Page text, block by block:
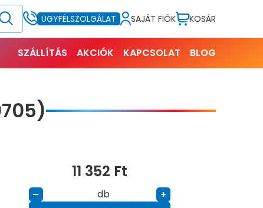
ÜGYFÉLSZOLGÁLAT SAJÁT FIÓK KOSÁR
SZÁLLÍTÁS AKCIÓK KAPCSOLAT
BLOG
11 352 Ft
– db
+